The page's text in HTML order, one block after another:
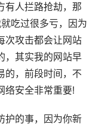
有人拦路抢劫，那
吃过很多亏，因为
次攻击都会让网站
，其实我的网站早
的，前段时间，不
络安全非常重要!
护的事，因为你新